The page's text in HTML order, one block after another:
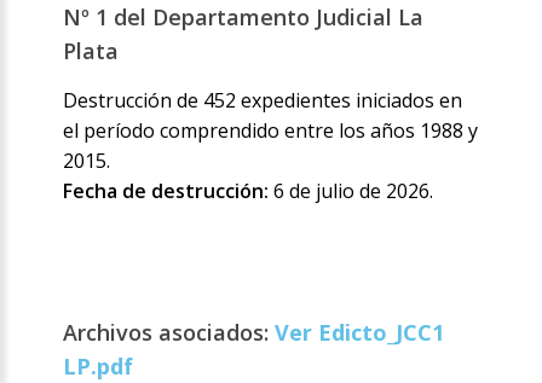
Nº 1 del Departamento Judicial La
Plata
Destrucción de 452 expedientes iniciados en
el período comprendido entre los años 1988 y
2015.
Fecha de destrucción: 6 de julio de 2026.
Archivos asociados:Ver Edicto_JCC1
LP.pdf